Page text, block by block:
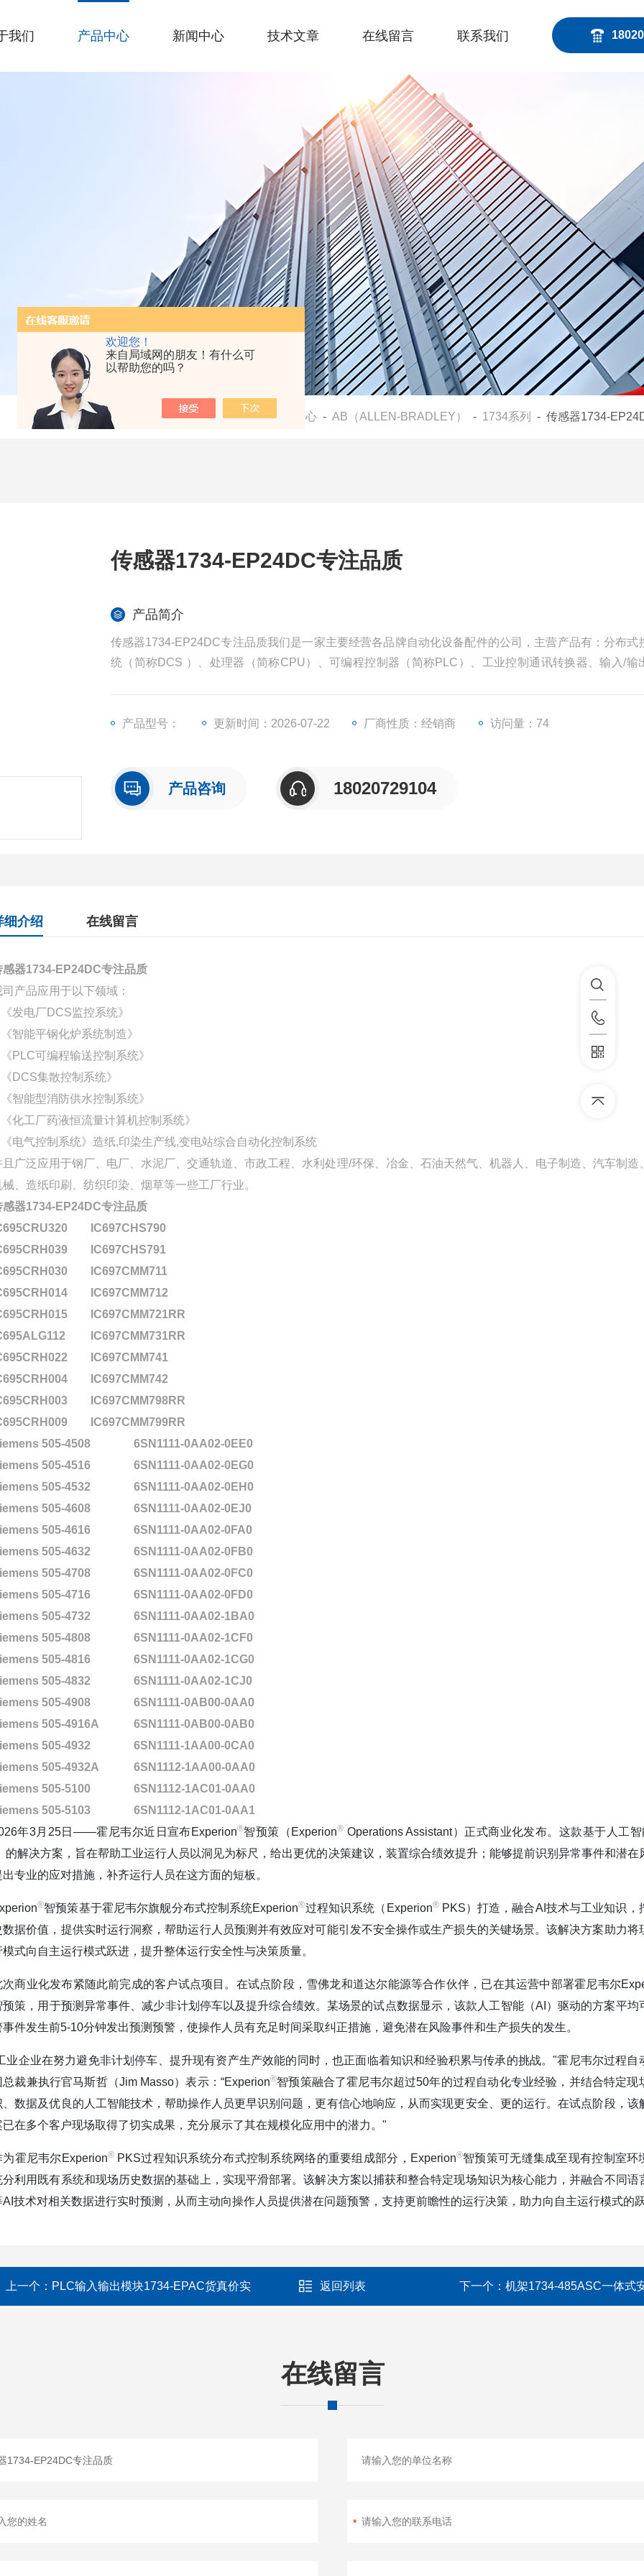
欢迎您！
来自局域网的朋友！有什么可
以帮助您的吗？
我们 产品中心 新闻中心 技术文章 在线留言 联系我们
当前位置：首页-产品中心 - AB（ALLEN-BRADLEY） - 1734系列 - 传感器1734-
传感器1734-EP24DC专注品质
产品简介
传感器1734-EP24DC专注品质我们是一家主要经营各品牌自动化设备配件的公司，主营产品有：分布式
统（简称DCS ）、处理器（简称CPU）、可编程控制器（简称PLC）、工业控制通讯转换器、输入/输
产品型号： 更新时间：2026-07-22 厂商性质：经销商 访问量：74
产品咨询 18020729104
细介绍 在线留言
感器1734-EP24DC专注品质
司产品应用于以下领域：
发电厂DCS监控系统》
智能平钢化炉系统制造》
PLC可编程输送控制系统》
DCS集散控制系统》
智能型消防供水控制系统》
化工厂药液恒流量计算机控制系统》
电气控制系统》造纸,印染生产线,变电站综合自动化控制系统
且广泛应用于钢厂、电厂、水泥厂、交通轨道、市政工程、水利处理/环保、冶金、石油天然气、机器人、电子制造、汽车制造
械、造纸印刷、纺织印染、烟草等一些工厂行业。
感器1734-EP24DC专注品质
IC697CHS790
IC697CHS791
IC697CMM711
IC697CMM712
IC697CMM721RR
IC697CMM731RR
IC697CMM741
IC697CMM742
IC697CMM798RR
IC697CMM799RR
505-4508
6SN1111-0AA02-0EE0
505-4516
6SN1111-0AA02-0EG0
505-4532
6SN1111-0AA02-0EH0
505-4608
6SN1111-0AA02-0EJ0
505-4616
6SN1111-0AA02-0FA0
505-4632
6SN1111-0AA02-0FB0
505-4708
6SN1111-0AA02-0FC0
505-4716
6SN1111-0AA02-0FD0
505-4732
6SN1111-0AA02-1BA0
505-4808
6SN1111-0AA02-1CF0
505-4816
6SN1111-0AA02-1CG0
505-4832
6SN1111-0AA02-1CJ0
505-4908
6SN1111-0AB00-0AA0
505-4916A
6SN1111-0AB00-0AB0
505-4932
6SN1111-1AA00-0CA0
505-4932A
6SN1112-1AA00-0AA0
505-5100
6SN1112-1AC01-0AA0
505-5103
6SN1112-1AC01-0AA1
年3月25日——霍尼韦尔近日宣布Experion®️智预策（Experion®️ Operations Assistant）正式商业化发布。这款基于人工
的解决方案，旨在帮助工业运行人员以洞见为标尺，给出更优的决策建议，装置综合绩效提升；能够提前识别异常事件和潜在
出专业的应对措施，补齐运行人员在这方面的短板。
®️智预策基于霍尼韦尔旗舰分布式控制系统Experion®️过程知识系统（Experion®️PKS）打造，融合AI技术与工业知识，
数据价值，提供实时运行洞察，帮助运行人员预测并有效应对可能引发不安全操作或生产损失的关键场景。该解决方案助力将
模式向自主运行模式跃进，提升整体运行安全性与决策质量。
次商业化发布紧随此前完成的客户试点项目。在试点阶段，雪佛龙和道达尔能源等合作伙伴，已在其运营中部署霍尼韦尔
预策，用于预测异常事件、减少非计划停车以及提升综合绩效。某场景的试点数据显示，该款人工智能（AI）驱动的方案平均
事件发生前5-10分钟发出预测预警，使操作人员有充足时间采取纠正措施，避免潜在风险事件和生产损失的发生。
业企业在努力避免非计划停车、提升现有资产生产效能的同时，也正面临着知识和经验积累与传承的挑战。"霍尼韦尔过程自
总裁兼执行官马斯哲（Jim Masso）表示：“Experion®️智预策融合了霍尼韦尔超过50年的过程自动化专业经验，并结合特定现
、数据及优良的人工智能技术，帮助操作人员更早识别问题，更有信心地响应，从而实现更安全、更的运行。在试点阶段，该
已在多个客户现场取得了切实成果，充分展示了其在规模化应用中的潜力。"
为霍尼韦尔Experion®️PKS过程知识系统分布式控制系统网络的重要组成部分，Experion®️智预策可无缝集成至现有控制室环
分利用既有系统和现场历史数据的基础上，实现平滑部署。该解决方案以捕获和整合特定现场知识为核心能力，并融合不同语
AI技术对相关数据进行实时预测，从而主动向操作人员提供潜在问题预警，支持更前瞻性的运行决策，助力向自主运行模式的
上一个： PLC输入输出模块1734-EPAC货真价实 返回列表 下一个： 机架1734-485ASC一体式
在线留言